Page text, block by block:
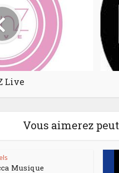
Live
Vous aimerez
Musique